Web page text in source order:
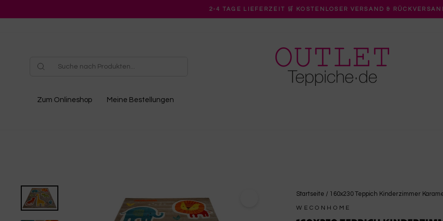
Pause
2-4 TAGE LIEFERZEIT 🛒 KOSTENLOSER VERSAND &
Zum Onlineshop Meine Bestellungen
Startseite / 160x230 Teppich Kinderzimmer
WECONHOME